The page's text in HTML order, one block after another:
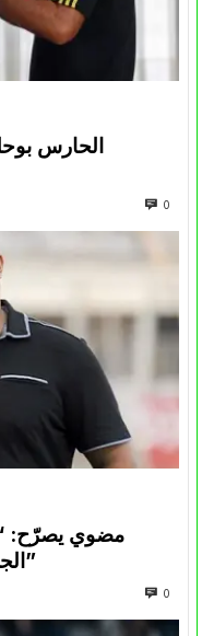
الحارس
0
مضوي يصرّح:
الجزائرية في المسابقات القارية”
0